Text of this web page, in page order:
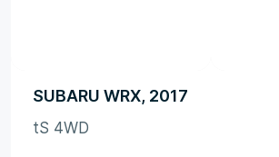
SUBARU WRX, 2017
tS 4WD